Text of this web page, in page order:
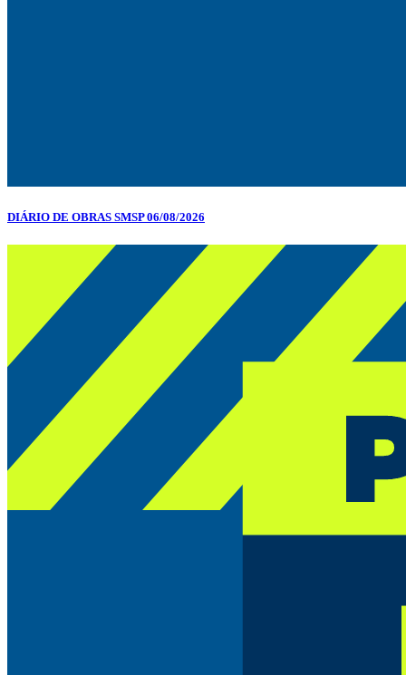
DIÁRIO DE OBRAS SMSP 06/08/2026